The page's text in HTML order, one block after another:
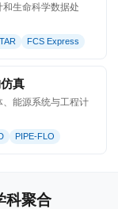
生命科学数据处
FCS Express
真
能源系统与工程计
PIPE-FLO
科聚合